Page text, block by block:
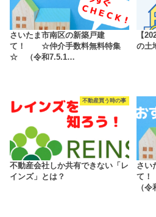
さいたま市南区の新築戸建
て！ ☆仲介手数料無料特集
☆ （令和7.5.1…
【
の土
不動産買う時の事
不動産会社しか共有できない「レ
インズ」とは？
さい
て
（